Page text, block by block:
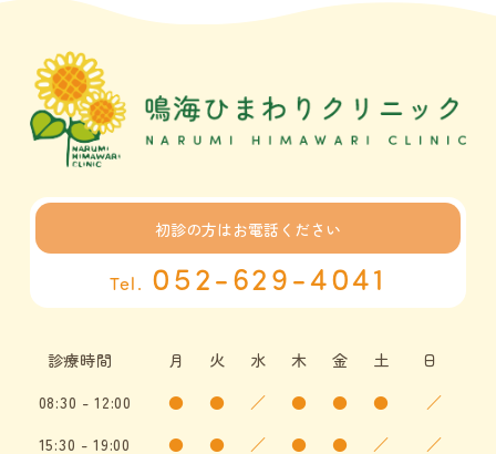
初診の方はお電話ください
Tel. 052-629-4041
診療時間 月 火 水 木 金 土
日
08:30 - 12:00
● ● ／ ● ● ●
／
15:30 - 19:00
● ● ／ ● ● ／ ／